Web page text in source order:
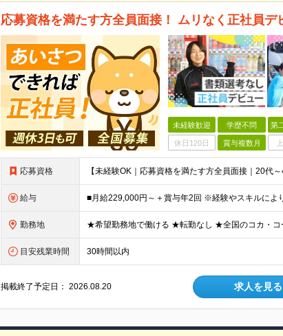
応募資格を満たす方全員面接！ ムリなく正社員
未経験歓迎 学歴不問 第
休日120日 賞与複数月
応募資格
給与
勤務地
目安残業時間 30時間以内
掲載終了予定日：2026.08.20 求人を見る